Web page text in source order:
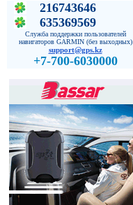
216743646
635369569
Служба поддержки пользователей
навигаторов GARMIN (без выходных)
support@gps.kz
+7-700-6030000